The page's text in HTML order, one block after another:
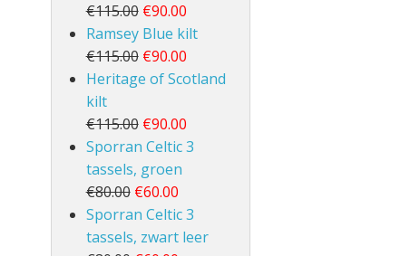
€115.00 €90.00
Ramsey Blue kilt
€115.00 €90.00
Heritage of Scotland
kilt
€115.00 €90.00
Sporran Celtic 3
tassels, groen
€80.00 €60.00
Sporran Celtic 3
tassels, zwart leer